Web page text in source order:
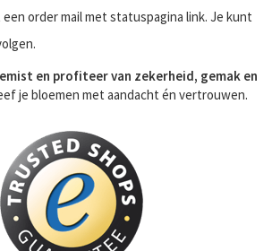
order mail met statuspagina link. Je kunt
en profiteer van zekerheid, gemak en
je bloemen met aandacht én vertrouwen.